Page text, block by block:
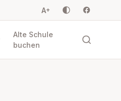
A+
Alte Schule
buchen